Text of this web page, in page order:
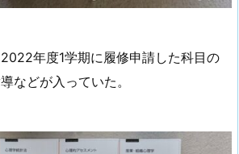
年度1学期に履修申請した科目の
などが入っていた。